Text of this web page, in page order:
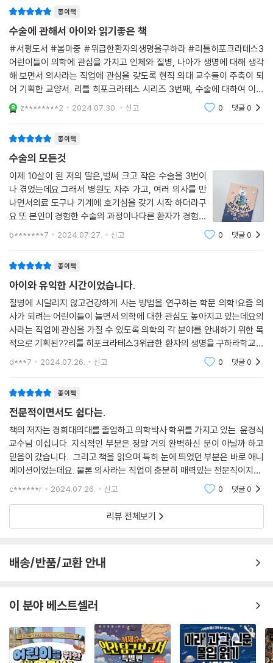
--- p.94
종이책
수술에 관해서 아이와 읽기좋은 책
#서평도서 #봄마중 #위급한환자의생명을구하라 #리틀히포크라테스3
어린이들이 의학에 관심을 가지고 인체와 질병, 나아가 생명에 대해 생각
해 보면서 의사라는 직업에 관심을 갖도록 현직 의대 교수들이 주축이 되
어 기획한 교양서. 리틀 히포크라테스 시리즈 3번째, 수술에 대하여 이야
기하고 있는 "위급한 환자의 생명을 구하라."를 소개합니다. 아이가 초등학
생이 되면서 직업에 관해
z********2 2024.07.30. 신고 0 댓글0
종이책
수술의 모든것
이제 10살이 된 저의 딸은,벌써 크고 작은 수술을 3번이
나 겪었는데요.그래서 병원도 자주 가고, 여러 의사를 만
나면서의료 도구나 기계에 호기심을 갖기 시작 하더라구
요.또 본인이 경험한 수술의 과정이나다른 환자가 경험한
수술의 종류를 궁금해 했구요. 사실 그런 아이에게 추천할
b*******7 2024.07.27. 신고 0 댓글0
종이책
아이와 유익한 시간이었습니다.
질병에 시달리지 않고건강하게 사는 방법을 연구하는 학문 의학!요즘 의
사가 되려는 어린이들이 늘면서 의학에 대한 관심도 높아지고 있는데요의
사라는 직업에 관심을 가질 수 있도록 의학의 각 분야를 안내하기 위한 목
적으로 기획된??리틀 히포크라테스3위급한 환자의 생명을 구하라학교만
졸업한다고 바로 의사가 되는 것은 아니죠~수술을 할지 말지를 결정하는
d***7 2024.07.26. 신고 0 댓글0
종이책
전문적이면서도 쉽다는.
책의 저자는 경희대의대를 졸업하고 의학박사 학위를 가지고 있는 윤경식
교수님 이십니다. 지식적인 부분은 정말 거의 완벽하신 분이 아닐까 하고
믿음이 갔습니다. 그리고 책을 읽으며 특히 눈에 띄었던 부분은 바로 애니
메이션이었는데요. 물론 의사라는 직업이 충분히 매력있는 전문직이지만,
책으로 만났을때 딱딱할수 있는 의학적 부분은 그림으로 정말 쉽게 풀어
c******r 2024.07.26. 신고 0 댓글0
리뷰 전체보기
배송/반품/교환 안내
이 분야 베스트셀러